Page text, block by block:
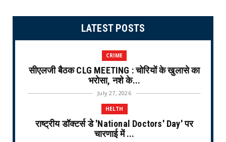
LATEST POSTS
CRIME
सीएलजी बैठक CLG MEETING : चोरियों के खुलासे का
भरोसा, नशे के...
July 27, 2026
HELTH
राष्ट्रीय डॉक्टर्स डे 'National Doctors' Day' पर
चारणाई में ...